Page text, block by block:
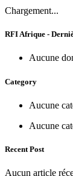
Chargement...
RFI Afrique -
Aucune
Category
Aucune
Aucune
Recent Post
Aucun article